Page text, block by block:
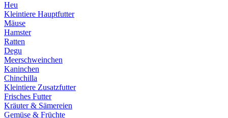
Heu
Kleintiere Hauptfutter
Mäuse
Hamster
Ratten
Degu
Meerschweinchen
Kaninchen
Chinchilla
Kleintiere Zusatzfutter
Frisches Futter
Kräuter & Sämereien
Gemüse & Früchte